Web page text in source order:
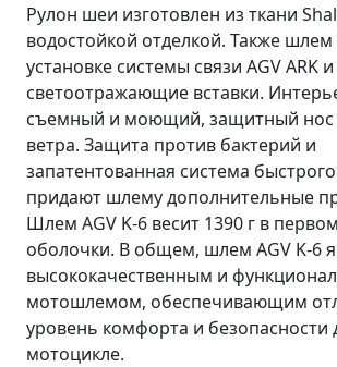
Рулон шеи изготовлен из ткани
водостойкой отделкой. Также шлем
установке системы связи AGV ARK
светоотражающие вставки.
съемный и моющий, защитный нос
ветра. Защита против бактерий и
запатентованная система
придают шлему дополнительные
Шлем AGV K-6 весит 1390 г в
оболочки. В общем, шлем AGV K-6
высококачественным и
мотошлемом, обеспечивающим
уровень комфорта и безопасности
мотоцикле.